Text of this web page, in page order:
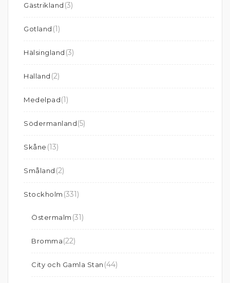
Gästrikland (3)
Gotland (1)
Hälsingland (3)
Halland (2)
Medelpad(1)
Södermanland(5)
Skåne (13)
Småland (2)
Stockholm (331)
Östermalm (31)
Bromma(22)
City och Gamla Stan (44)